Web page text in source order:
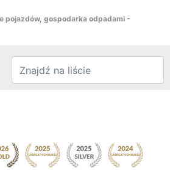
pojazdów, gospodarka odpadami -